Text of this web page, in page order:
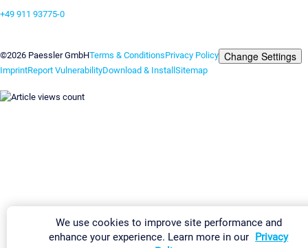
+49 911 93775-0
©2026 Paessler GmbHTerms & ConditionsPrivacy Policy Change Settings
ImprintReport VulnerabilityDownload & InstallSitemap
We use cookies to improve site performance and
enhance your experience. Learn more in our Privacy